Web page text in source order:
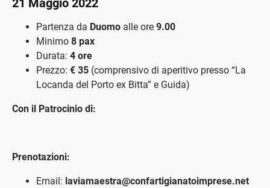
21 Maggio 2022
Partenza da Duomo alle ore 9.00
Minimo 8 pax
Durata: 4 ore
Prezzo: € 35 (comprensivo di aperitivo presso “La
Locanda del Porto ex Bitta” e Guida)
Con il Patrocinio di:
Prenotazioni:
Email: laviamaestra@confartigianatoimprese.net